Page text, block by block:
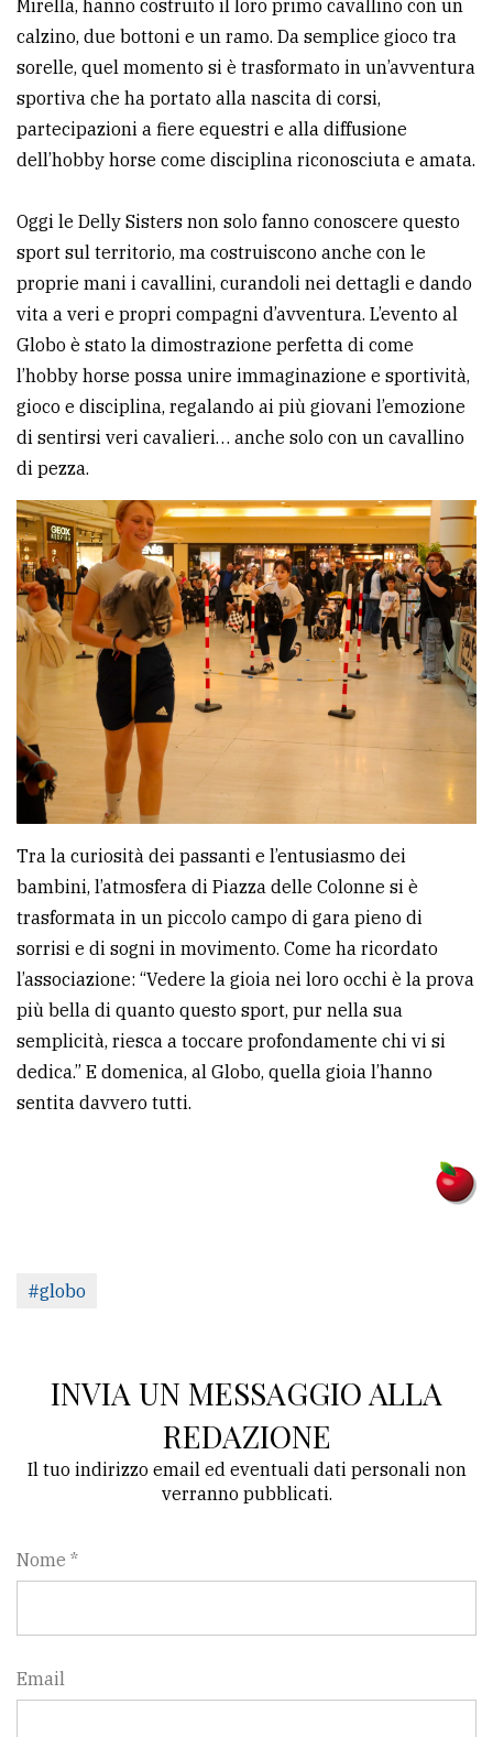
Mirella, hanno costruito il loro primo cavallino con un
calzino, due bottoni e un ramo. Da semplice gioco tra
sorelle, quel momento si è trasformato in un’avventura
sportiva che ha portato alla nascita di corsi,
partecipazioni a fiere equestri e alla diffusione
dell’hobby horse come disciplina riconosciuta e amata.
Oggi le Delly Sisters non solo fanno conoscere questo
sport sul territorio, ma costruiscono anche con le
proprie mani i cavallini, curandoli nei dettagli e dando
vita a veri e propri compagni d’avventura. L’evento al
Globo è stato la dimostrazione perfetta di come
l’hobby horse possa unire immaginazione e sportività,
gioco e disciplina, regalando ai più giovani l’emozione
di sentirsi veri cavalieri… anche solo con un cavallino
di pezza.
Tra la curiosità dei passanti e l’entusiasmo dei
bambini, l’atmosfera di Piazza delle Colonne si è
trasformata in un piccolo campo di gara pieno di
sorrisi e di sogni in movimento. Come ha ricordato
l’associazione: “Vedere la gioia nei loro occhi è la prova
più bella di quanto questo sport, pur nella sua
semplicità, riesca a toccare profondamente chi vi si
dedica.” E domenica, al Globo, quella gioia l’hanno
sentita davvero tutti.
#globo
INVIA UN MESSAGGIO ALLA
REDAZIONE
Il tuo indirizzo email ed eventuali dati personali non
verranno pubblicati.
Nome *
Email